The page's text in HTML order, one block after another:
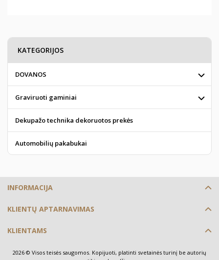
KATEGORIJOS
DOVANOS
Graviruoti gaminiai
Dekupažo technika dekoruotos prekės
Automobilių pakabukai
INFORMACIJA
KLIENTŲ APTARNAVIMAS
KLIENTAMS
2026 © Visos teisės saugomos. Kopijuoti, platinti svetainės turinį be autorių